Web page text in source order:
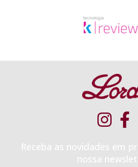
Receba as novidades em
nossa